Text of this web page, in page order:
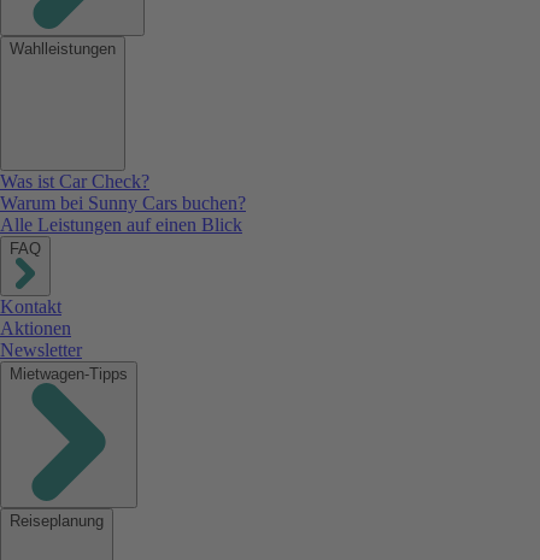
Wahlleistungen
Was ist Car Check?
Warum bei Sunny Cars buchen?
Alle Leistungen auf einen Blick
FAQ
Kontakt
Aktionen
Newsletter
Mietwagen-Tipps
Reiseplanung